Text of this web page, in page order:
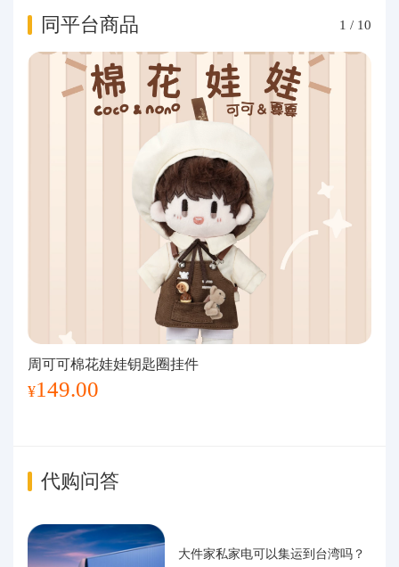
同平台商品 1 / 10
周可可棉花娃娃钥匙圈挂件
¥149.00
代购问答
大件家私家电可以集运到台湾吗？